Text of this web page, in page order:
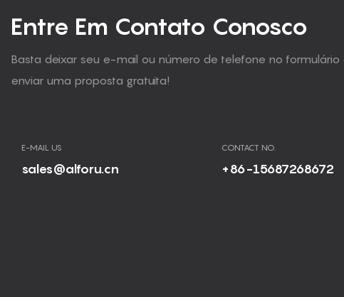
Entre Em Contato Conosco
Basta deixar seu e-mail ou número de telefone no
enviar uma proposta gratuita!
E-MAIL US
sales@alforu.cn
CONTACT NO.
+86-15687268672